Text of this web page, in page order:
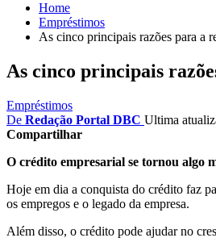
Home
Empréstimos
As cinco principais razões para a
As cinco principais
Empréstimos
De Redação Portal DBC Ultima
Compartilhar
O crédito empresarial se tornou algo
Hoje em dia a conquista do crédito faz
os empregos e o legado da empresa.
Além disso, o crédito pode ajudar no